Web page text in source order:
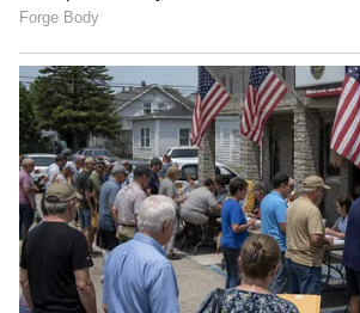
ಅನುಕೂಲ ಆಗುವುದರಿಂದ ಇದಕ್ಕೊಂದು
ಒದಗಿಸಬೇಕು ಎಂದು ಮನವಿ ಮಾಡಿದರು.